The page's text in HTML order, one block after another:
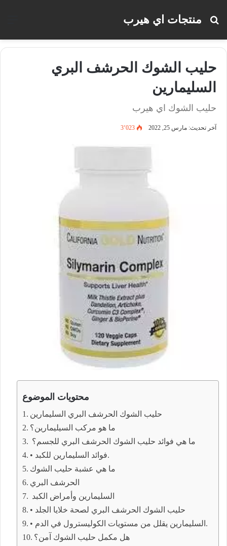
منتجات اي هيرب
بحث
حليب الشوك الحرشف البري
السليمارين
حليب الشوك اي هيرب
آخر تحديث: مارس 25, 2022 3٬023
محتويات الموضوع
ما هو مركب السيليمارين؟
ما هي فوائد حليب الشوك الحرشف البري للجسم؟
• فوائد السليمارين للكبد.
ما هي عشبة حليب الشوك
الحرشف البري
• حليب الشوك الحرشف البري لصحة خلايا الجلد
• السليمارين يقلل من مستويات الكوليسترول في الدم.
هل مكمل حليب الشوك آمن؟